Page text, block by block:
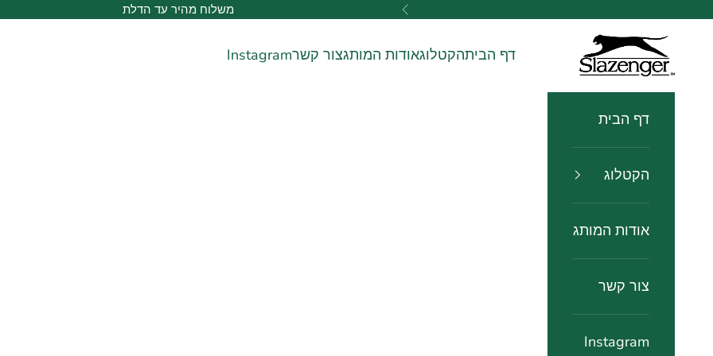
הקודם משלוח מהיר עד הדלת
slazenger watches שעוני שלזינגר
דף הביתהקטלוגאודות המותגצור קשרInstagram
דף הבית
הקטלוג
אודות המותג
צור קשר
Instagram